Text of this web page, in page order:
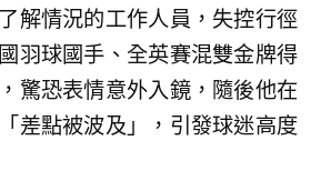
解情況的工作人員，失控行徑
羽球國手、全英賽混雙金牌得
驚恐表情意外入鏡，隨後他在
差點被波及」，引發球迷高度